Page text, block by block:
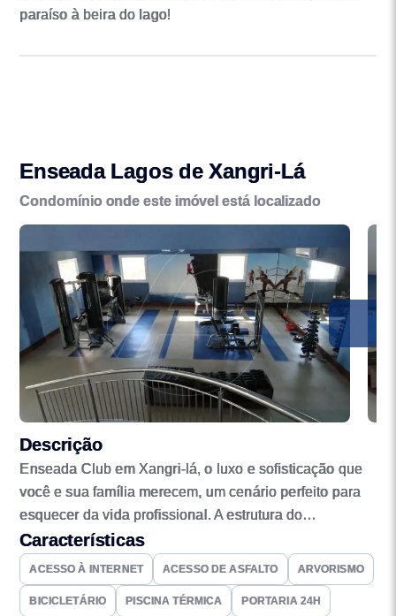
paraíso à beira do lago!
Enseada Lagos de Xangri-Lá
Condomínio onde este imóvel está localizado
Descrição
Enseada Club em Xangri-lá, o luxo e sofisticação que
você e sua família merecem, um cenário perfeito para
esquecer da vida profissional. A estrutura do
empreendimento vai ajudar você e sua família a
residirem com tranquilidade, segurança e privacidade.
Uma surpreendente infraestrutura de lazer, para
comodidade o ano todo. Pórtico principal com portaria
Características
ACESSO À INTERNET ACESSO DE ASFALTO ARVORISMO
BICICLETÁRIO PISCINA TÉRMICA PORTARIA 24H